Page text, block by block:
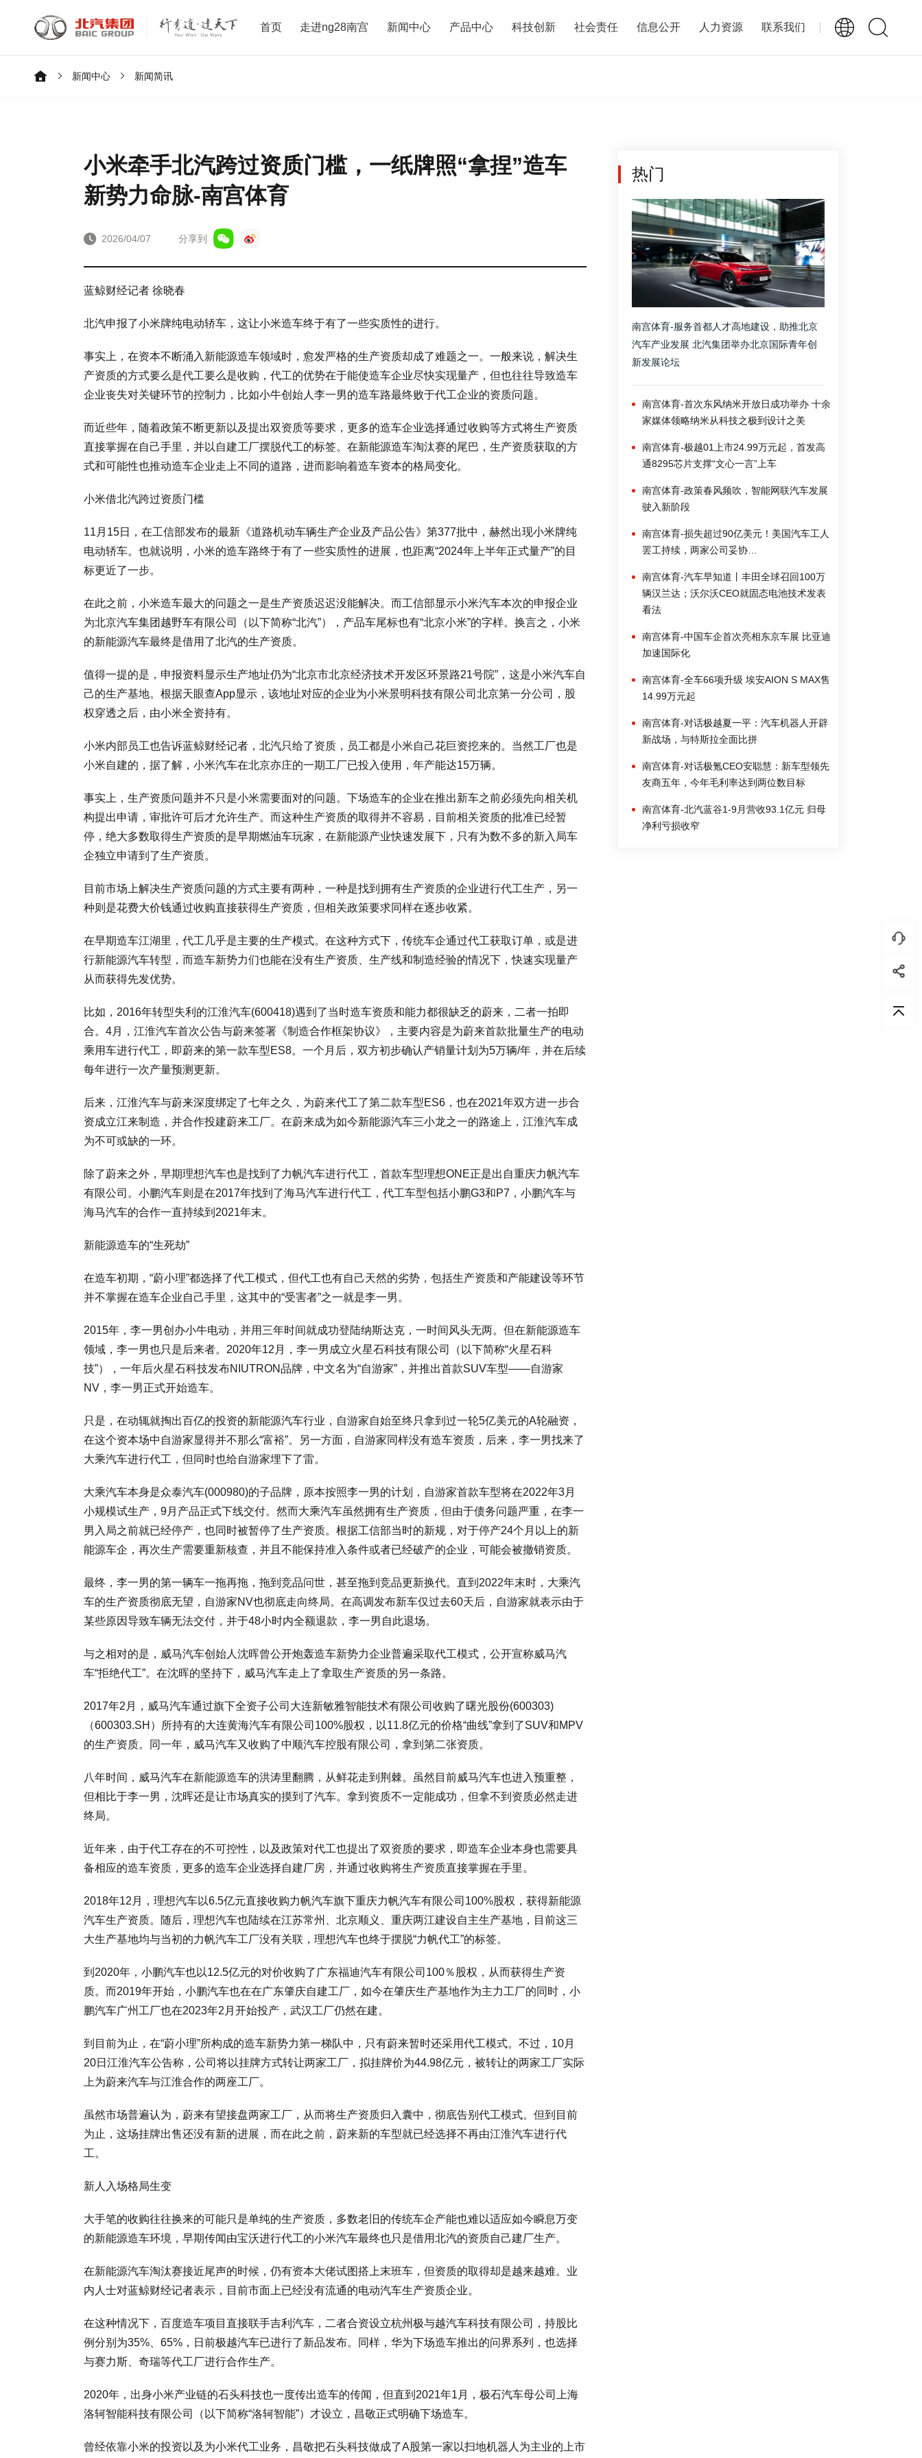
首页 走进ng28南宫 新闻中心 产品中心 科技创新 社会责任 信息公开 人力资源 联系我们
新闻中心 新闻简讯
小米牵手北汽跨过资质门槛，一纸牌照“拿捏”造车
新势力命脉-南宫体育
2026/04/07 分享到
蓝鲸财经记者 徐晓春
北汽申报了小米牌纯电动轿车，这让小米造车终于有了一些实质性的进行。
事实上，在资本不断涌入新能源造车领域时，愈发严格的生产资质却成了难题之一。一般来说，解决生
产资质的方式要么是代工要么是收购，代工的优势在于能使造车企业尽快实现量产，但也往往导致造车
企业丧失对关键环节的控制力，比如小牛创始人李一男的造车路最终败于代工企业的资质问题。
而近些年，随着政策不断更新以及提出双资质等要求，更多的造车企业选择通过收购等方式将生产资质
直接掌握在自己手里，并以自建工厂摆脱代工的标签。在新能源造车淘汰赛的尾巴，生产资质获取的方
式和可能性也推动造车企业走上不同的道路，进而影响着造车资本的格局变化。
小米借北汽跨过资质门槛
11月15日，在工信部发布的最新《道路机动车辆生产企业及产品公告》第377批中，赫然出现小米牌纯
电动轿车。也就说明，小米的造车路终于有了一些实质性的进展，也距离“2024年上半年正式量产”的目
标更近了一步。
在此之前，小米造车最大的问题之一是生产资质迟迟没能解决。而工信部显示小米汽车本次的申报企业
为北京汽车集团越野车有限公司（以下简称“北汽”），产品车尾标也有“北京小米”的字样。换言之，小米
的新能源汽车最终是借用了北汽的生产资质。
值得一提的是，申报资料显示生产地址仍为“北京市北京经济技术开发区环景路21号院”，这是小米汽车自
己的生产基地。根据天眼查App显示，该地址对应的企业为小米景明科技有限公司北京第一分公司，股
权穿透之后，由小米全资持有。
小米内部员工也告诉蓝鲸财经记者，北汽只给了资质，员工都是小米自己花巨资挖来的。当然工厂也是
小米自建的，据了解，小米汽车在北京亦庄的一期工厂已投入使用，年产能达15万辆。
事实上，生产资质问题并不只是小米需要面对的问题。下场造车的企业在推出新车之前必须先向相关机
构提出申请，审批许可后才允许生产。而这种生产资质的取得并不容易，目前相关资质的批准已经暂
停，绝大多数取得生产资质的是早期燃油车玩家，在新能源产业快速发展下，只有为数不多的新入局车
企独立申请到了生产资质。
目前市场上解决生产资质问题的方式主要有两种，一种是找到拥有生产资质的企业进行代工生产，另一
种则是花费大价钱通过收购直接获得生产资质，但相关政策要求同样在逐步收紧。
在早期造车江湖里，代工几乎是主要的生产模式。在这种方式下，传统车企通过代工获取订单，或是进
行新能源汽车转型，而造车新势力们也能在没有生产资质、生产线和制造经验的情况下，快速实现量产
从而获得先发优势。
比如，2016年转型失利的江淮汽车(600418)遇到了当时造车资质和能力都很缺乏的蔚来，二者一拍即
合。4月，江淮汽车首次公告与蔚来签署《制造合作框架协议》，主要内容是为蔚来首款批量生产的电动
乘用车进行代工，即蔚来的第一款车型ES8。一个月后，双方初步确认产销量计划为5万辆/年，并在后续
每年进行一次产量预测更新。
后来，江淮汽车与蔚来深度绑定了七年之久，为蔚来代工了第二款车型ES6，也在2021年双方进一步合
资成立江来制造，并合作投建蔚来工厂。在蔚来成为如今新能源汽车三小龙之一的路途上，江淮汽车成
为不可或缺的一环。
除了蔚来之外，早期理想汽车也是找到了力帆汽车进行代工，首款车型理想ONE正是出自重庆力帆汽车
有限公司。小鹏汽车则是在2017年找到了海马汽车进行代工，代工车型包括小鹏G3和P7，小鹏汽车与
海马汽车的合作一直持续到2021年末。
新能源造车的“生死劫”
在造车初期，“蔚小理”都选择了代工模式，但代工也有自己天然的劣势，包括生产资质和产能建设等环节
并不掌握在造车企业自己手里，这其中的“受害者”之一就是李一男。
2015年，李一男创办小牛电动，并用三年时间就成功登陆纳斯达克，一时间风头无两。但在新能源造车
领域，李一男也只是后来者。2020年12月，李一男成立火星石科技有限公司（以下简称“火星石科
技”），一年后火星石科技发布NIUTRON品牌，中文名为“自游家”，并推出首款SUV车型——自游家
NV，李一男正式开始造车。
只是，在动辄就掏出百亿的投资的新能源汽车行业，自游家自始至终只拿到过一轮5亿美元的A轮融资，
在这个资本场中自游家显得并不那么“富裕”。另一方面，自游家同样没有造车资质，后来，李一男找来了
大乘汽车进行代工，但同时也给自游家埋下了雷。
大乘汽车本身是众泰汽车(000980)的子品牌，原本按照李一男的计划，自游家首款车型将在2022年3月
小规模试生产，9月产品正式下线交付。然而大乘汽车虽然拥有生产资质，但由于债务问题严重，在李一
男入局之前就已经停产，也同时被暂停了生产资质。根据工信部当时的新规，对于停产24个月以上的新
能源车企，再次生产需要重新核查，并且不能保持准入条件或者已经破产的企业，可能会被撤销资质。
最终，李一男的第一辆车一拖再拖，拖到竞品问世，甚至拖到竞品更新换代。直到2022年末时，大乘汽
车的生产资质彻底无望，自游家NV也彻底走向终局。在高调发布新车仅过去60天后，自游家就表示由于
某些原因导致车辆无法交付，并于48小时内全额退款，李一男自此退场。
与之相对的是，威马汽车创始人沈晖曾公开炮轰造车新势力企业普遍采取代工模式，公开宣称威马汽
车“拒绝代工”。在沈晖的坚持下，威马汽车走上了拿取生产资质的另一条路。
2017年2月，威马汽车通过旗下全资子公司大连新敏雅智能技术有限公司收购了曙光股份(600303)
（600303.SH）所持有的大连黄海汽车有限公司100%股权，以11.8亿元的价格“曲线”拿到了SUV和MPV
的生产资质。同一年，威马汽车又收购了中顺汽车控股有限公司，拿到第二张资质。
八年时间，威马汽车在新能源造车的洪涛里翻腾，从鲜花走到荆棘。虽然目前威马汽车也进入预重整，
但相比于李一男，沈晖还是让市场真实的摸到了汽车。拿到资质不一定能成功，但拿不到资质必然走进
终局。
近年来，由于代工存在的不可控性，以及政策对代工也提出了双资质的要求，即造车企业本身也需要具
备相应的造车资质，更多的造车企业选择自建厂房，并通过收购将生产资质直接掌握在手里。
2018年12月，理想汽车以6.5亿元直接收购力帆汽车旗下重庆力帆汽车有限公司100%股权，获得新能源
汽车生产资质。随后，理想汽车也陆续在江苏常州、北京顺义、重庆两江建设自主生产基地，目前这三
大生产基地均与当初的力帆汽车工厂没有关联，理想汽车也终于摆脱“力帆代工”的标签。
到2020年，小鹏汽车也以12.5亿元的对价收购了广东福迪汽车有限公司100％股权，从而获得生产资
质。而2019年开始，小鹏汽车也在在广东肇庆自建工厂，如今在肇庆生产基地作为主力工厂的同时，小
鹏汽车广州工厂也在2023年2月开始投产，武汉工厂仍然在建。
到目前为止，在“蔚小理”所构成的造车新势力第一梯队中，只有蔚来暂时还采用代工模式。不过，10月
20日江淮汽车公告称，公司将以挂牌方式转让两家工厂，拟挂牌价为44.98亿元，被转让的两家工厂实际
上为蔚来汽车与江淮合作的两座工厂。
虽然市场普遍认为，蔚来有望接盘两家工厂，从而将生产资质归入囊中，彻底告别代工模式。但到目前
为止，这场挂牌出售还没有新的进展，而在此之前，蔚来新的车型就已经选择不再由江淮汽车进行代
工。
新人入场格局生变
大手笔的收购往往换来的可能只是单纯的生产资质，多数老旧的传统车企产能也难以适应如今瞬息万变
的新能源造车环境，早期传闻由宝沃进行代工的小米汽车最终也只是借用北汽的资质自己建厂生产。
在新能源汽车淘汰赛接近尾声的时候，仍有资本大佬试图搭上末班车，但资质的取得却是越来越难。业
内人士对蓝鲸财经记者表示，目前市面上已经没有流通的电动汽车生产资质企业。
在这种情况下，百度造车项目直接联手吉利汽车，二者合资设立杭州极与越汽车科技有限公司，持股比
例分别为35%、65%，日前极越汽车已进行了新品发布。同样，华为下场造车推出的问界系列，也选择
与赛力斯、奇瑞等代工厂进行合作生产。
2020年，出身小米产业链的石头科技也一度传出造车的传闻，但直到2021年1月，极石汽车母公司上海
洛轲智能科技有限公司（以下简称“洛轲智能”）才设立，昌敬正式明确下场造车。
曾经依靠小米的投资以及为小米代工业务，昌敬把石头科技做成了A股第一家以扫地机器人为主业的上市
热门
南宫体育-服务首都人才高地建设，助推北京
汽车产业发展 北汽集团举办北京国际青年创
新发展论坛
南宫体育-首次东风纳米开放日成功举办 十余
家媒体领略纳米从科技之极到设计之美
南宫体育-极越01上市24.99万元起，首发高
通8295芯片支撑“文心一言”上车
南宫体育-政策春风频吹，智能网联汽车发展
驶入新阶段
南宫体育-损失超过90亿美元！美国汽车工人
罢工持续，两家公司妥协…
南宫体育-汽车早知道丨丰田全球召回100万
辆汉兰达；沃尔沃CEO就固态电池技术发表
看法
南宫体育-中国车企首次亮相东京车展 比亚迪
加速国际化
南宫体育-全车66项升级 埃安AION S MAX售
14.99万元起
南宫体育-对话极越夏一平：汽车机器人开辟
新战场，与特斯拉全面比拼
南宫体育-对话极氪CEO安聪慧：新车型领先
友商五年，今年毛利率达到两位数目标
南宫体育-北汽蓝谷1-9月营收93.1亿元 归母
净利亏损收窄